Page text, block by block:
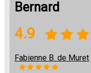
Bernard
4.9
Fabienne B. de Muret